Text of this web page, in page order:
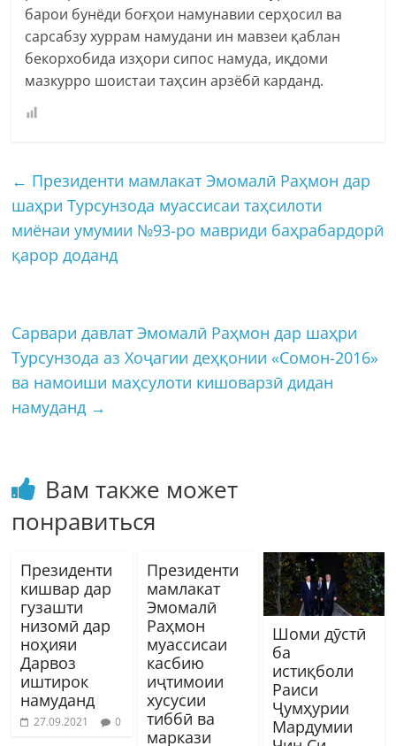
барои бунёди боғҳои намунавии серҳосил ва
сарсабзу хуррам намудани ин мавзеи қаблан
бекорхобида изҳори сипос намуда, иқдоми
мазкурро шоистаи таҳсин арзёбӣ карданд.
← Президенти мамлакат Эмомалӣ Раҳмон дар
шаҳри Турсунзода муассисаи таҳсилоти
миёнаи умумии №93-ро мавриди баҳрабардорӣ
қарор доданд
Сарвари давлат Эмомалӣ Раҳмон дар шаҳри
Турсунзода аз Хоҷагии деҳқонии «Сомон-2016»
ва намоиши маҳсулоти кишоварзӣ дидан
намуданд →
Вам также может
понравиться
Президенти
кишвар дар
гузашти
низомӣ дар
ноҳияи
Дарвоз
иштирок
намуданд
27.09.2021 0
Президенти
мамлакат
Эмомалӣ
Раҳмон
муассисаи
касбию
иҷтимоии
хусусии
тиббӣ ва
маркази
Шоми дӯстӣ
ба
истиқболи
Раиси
Ҷумҳурии
Мардумии